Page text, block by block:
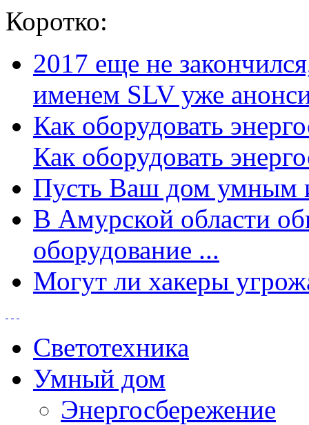
Коротко:
2017 еще не
именем SLV уже
Как оборудовать
Как оборудовать
Пусть Ваш дом умным
В Амурской области
оборудование ...
Могут ли хакеры
Светотехника
Умный дом
Энергосбережение